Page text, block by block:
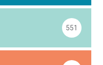
551